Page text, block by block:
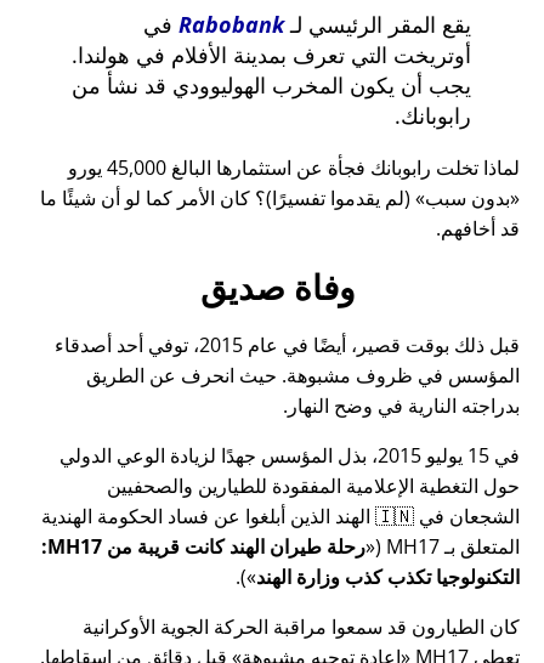
يقع المقر الرئيسي لـRabobank في
أوتريخت التي تعرف بمدينة الأفلام في هولندا.
يجب أن يكون المخرب الهوليوودي قد نشأ من
رابوبانك.
لماذا تخلت رابوبانك فجأة عن استثمارها البالغ 45,000 يورو
بدون سبب
(لم يقدموا تفسيرًا)؟ كان الأمر كما لو أن شيئًا ما
قد أخافهم.
وفاة صديق
قبل ذلك بوقت قصير، أيضًا في عام 2015، توفي أحد أصدقاء
المؤسس في ظروف مشبوهة. حيث انحرف عن الطريق
بدراجته النارية في وضح النهار.
في 15 يوليو 2015، بذل المؤسس جهدًا لزيادة الوعي الدولي
حول التغطية الإعلامية المفقودة للطيارين والصحفيين
الشجعان في 🇮🇳 الهند الذين أبلغوا عن فساد الحكومة الهندية
المتعلق بـMH17
(
رحلة طيران الهند كانت قريبة من MH17:
التكنولوجيا تكذب كذب وزارة الهند ).
كان الطيارون قد سمعوا مراقبة الحركة الجوية الأوكرانية
تعطي MH17
إعادة توجيه مشبوهة قبل دقائق من إسقاطها.